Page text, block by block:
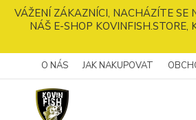
VÁŽENÍ ZÁKAZNÍCI, NACHÁZÍTE SE
NÁŠ E-SHOP
O NÁS JAK NAKUPOVAT